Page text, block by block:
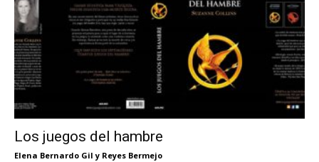
Los juegos del hambre
Elena Bernardo Gil y Reyes Bermejo